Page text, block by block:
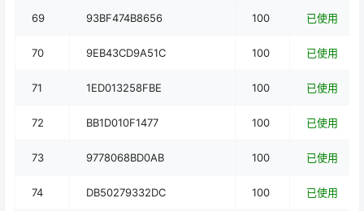
69 93BF474B8656 100 已使用
70 9EB43CD9A51C 100 已使用
71 1ED013258FBE 100 已使用
72 BB1D010F1477 100 已使用
73 9778068BD0AB 100 已使用
74 DB50279332DC 100 已使用